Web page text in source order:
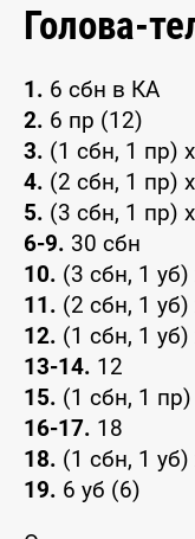
Голова-
1. 6 сбн в КА
2. 6 пр (12)
3. (1 сбн, 1 пр)
4. (2 сбн, 1 пр)
5. (3 сбн, 1 пр)
6-9. 30 сбн
10. (3 сбн, 1
11. (2 сбн, 1
12. (1 сбн, 1
13-14. 12
15. (1 сбн, 1
16-17. 18
18. (1 сбн, 1
19. 6 уб (6)